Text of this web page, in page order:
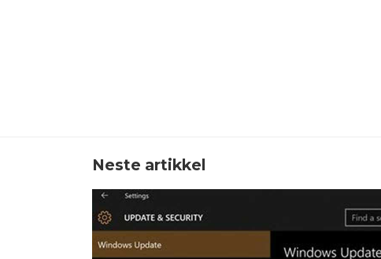
Neste artikkel